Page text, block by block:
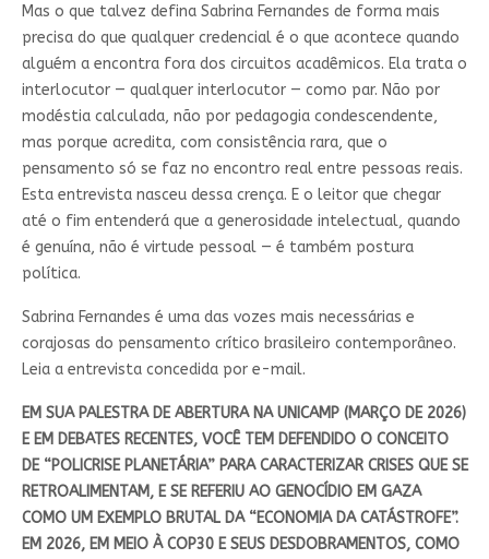
Mas o que talvez defina Sabrina Fernandes de forma mais
precisa do que qualquer credencial é o que acontece quando
alguém a encontra fora dos circuitos acadêmicos. Ela trata o
interlocutor — qualquer interlocutor — como par. Não por
modéstia calculada, não por pedagogia condescendente,
mas porque acredita, com consistência rara, que o
pensamento só se faz no encontro real entre pessoas reais.
Esta entrevista nasceu dessa crença. E o leitor que chegar
até o fim entenderá que a generosidade intelectual, quando
é genuína, não é virtude pessoal — é também postura
política.
Sabrina Fernandes é uma das vozes mais necessárias e
corajosas do pensamento crítico brasileiro contemporâneo.
Leia a entrevista concedida por e-mail.
EM SUA PALESTRA DE ABERTURA NA UNICAMP (MARÇO DE 2026)
E EM DEBATES RECENTES, VOCÊ TEM DEFENDIDO O CONCEITO
DE “POLICRISE PLANETÁRIA” PARA CARACTERIZAR CRISES QUE SE
RETROALIMENTAM, E SE REFERIU AO GENOCÍDIO EM GAZA
COMO UM EXEMPLO BRUTAL DA “ECONOMIA DA CATÁSTROFE”.
EM 2026, EM MEIO À COP30 E SEUS DESDOBRAMENTOS, COMO